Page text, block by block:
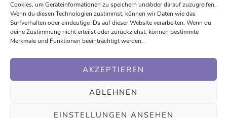
Cookies, um Geräteinformationen zu speichern und/oder darauf zuzugreifen.
Wenn du diesen Technologien zustimmst, können wir Daten wie das
Surfverhalten oder eindeutige IDs auf dieser Website verarbeiten. Wenn du
deine Zustimmung nicht erteilst oder zurückziehst, können bestimmte
Merkmale und Funktionen beeinträchtigt werden.
AKZEPTIEREN
ABLEHNEN
EINSTELLUNGEN ANSEHEN
Lavendeltiere
lavendel und rosen
Magnet-Duftsackerl
Naturheilmittel
Naturkosmetik
Speiselavendel